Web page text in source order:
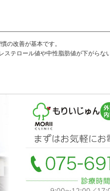
の改善が基本です。
ステロール値や中性脂肪値が下がらな